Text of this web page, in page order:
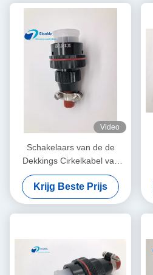
Video
Schakelaars van de de
Dekkings Cirkelkabel van
BRE de Stofdichte 7 Speld
XC18T7ZH 5000 het
Koppelen Cycli
Krijg Beste Prijs